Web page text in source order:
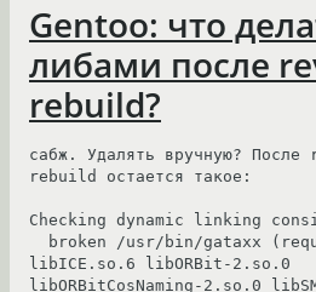
Gentoo: что
либами после
rebuild?
сабж. Удалять вручную? После
rebuild остается такое:
Checking dynamic linking
libICE.so.6 libORBit-2.so.0
libORBitCosNaming-2.so.0